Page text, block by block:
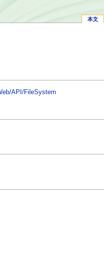
本文
API/FileSystem